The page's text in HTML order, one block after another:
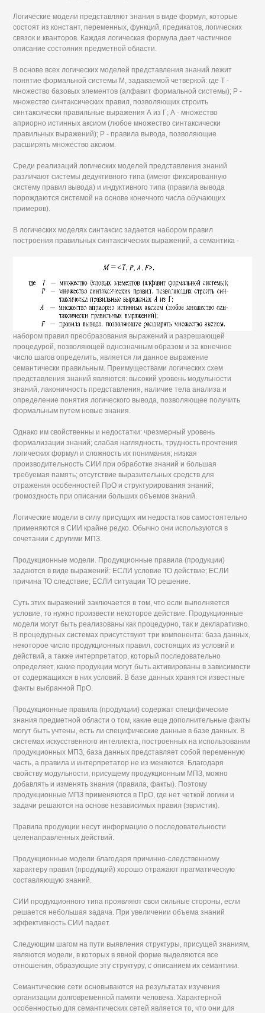
Логические модели представляют знания в виде формул, которые
состоят из констант, переменных, функций, предикатов, логических
связок и кванторов. Каждая логическая формула дает частичное
описание состояния предметной области.
В основе всех логических моделей представления знаний лежит
понятие формальной системы М, задаваемой четверкой: где Т -
множество базовых элементов (алфавит формальной системы); Р -
множество синтаксических правил, позволяющих строить
синтаксически правильные выражения А из Г; А - множество
априорно истинных аксиом (любое множество синтаксически
правильных выражений); Р - правила вывода, позволяющие
расширять множество аксиом.
Среди реализаций логических моделей представления знаний
различают системы дедуктивного типа (имеют фиксированную
систему правил вывода) и индуктивного типа (правила вывода
порождаются системой на основе конечного числа обучающих
примеров).
В логических моделях синтаксис задается набором правил
построения правильных синтаксических выражений, а семантика -
набором правил преобразования выражений и разрешающей
процедурой, позволяющей однозначным образом и за конечное
число шагов определить, является ли данное выражение
семантически правильным. Преимуществами логических схем
представления знаний являются: высокий уровень модульности
знаний, лаконичность представления, наличие тела анализа и
определение понятия логического вывода, позволяющее получить
формальным путем новые знания.
Однако им свойственны и недостатки: чрезмерный уровень
формализации знаний; слабая наглядность, трудность прочтения
логических формул и сложность их понимания; низкая
производительность СИИ при обработке знаний и большая
требуемая память; отсутствие выразительных средств для
отражения особенностей ПрО и структурирования знаний;
громоздкость при описании больших объемов знаний.
Логические модели в силу присущих им недостатков самостоятельно
применяются в СИИ крайне редко. Обычно они используются в
сочетании с другими МПЗ.
Продукционные модели. Продукционные правила (продукции)
задаются в виде выражений: ЕСЛИ условие ТО действие; ЕСЛИ
причина ТО следствие; ЕСЛИ ситуации ТО решение.
Суть этих выражений заключается в том, что если выполняется
условие, то нужно произвести некоторое действие. Продукционные
модели могут быть реализованы как процедурно, так и декларативно.
В процедурных системах присутствуют три компонента: база данных,
некоторое число продукционных правил, состоящих из условий и
действий, а также интерпретатор, который последовательно
определяет, какие продукции могут быть активированы в зависимости
от содержащихся в них условий. В базе данных хранятся известные
факты выбранной ПрО.
Продукционные правила (продукции) содержат специфические
знания предметной области о том, какие еще дополнительные факты
могут быть учтены, есть ли специфические данные в базе данных. В
системах искусственного интеллекта, построенных на использовании
продукционных МПЗ, база данных представляет собой переменную
часть, а правила и интерпретатор не из меняются. Благодаря
свойству модульности, присущему продукционным МПЗ, можно
добавлять и изменять знания (правила, факты). Поэтому
продукционные МПЗ применяются в ПрО, где нет четкой логики и
задачи решаются на основе независимых правил (эвристик).
Правила продукции несут информацию о последовательности
целенаправленных действий.
Продукционные модели благодаря причинно-следственному
характеру правил (продукций) хорошо отражают прагматическую
составляющую знаний.
СИИ продукционного типа проявляют свои сильные стороны, если
решается небольшая задача. При увеличении объема знаний
эффективность СИИ падает.
Следующим шагом на пути выявления структуры, присущей знаниям,
являются модели, в которых в явной форме выделяются все
отношения, образующие эту структуру, с описанием их семантики.
Семантические сети основываются на результатах изучения
организации долговременной памяти человека. Характерной
особенностью для семантических сетей является то, что они для